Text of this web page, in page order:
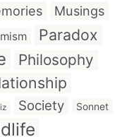
Musings
Paradox
Philosophy
Society Sonnet